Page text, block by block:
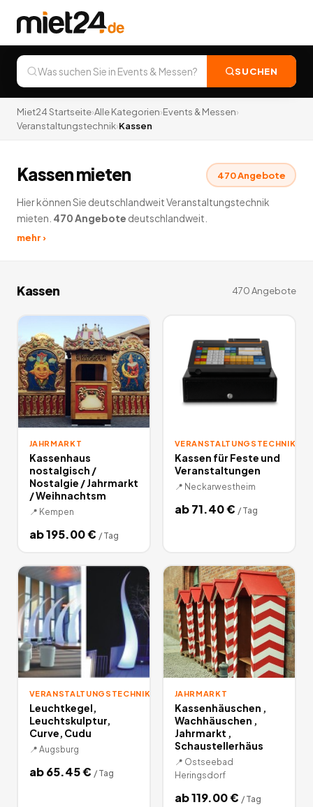
SUCHEN
Miet24 Startseite›Alle Kategorien›Events & Messen›
Veranstaltungstechnik›Kassen
Kassen mieten 470Angebote
Hier können Sie deutschlandweit Veranstaltungstechnik
mieten. 470Angebote deutschlandweit.
mehr ›
Kassen 470Angebote
JAHRMARKT
Kassenhaus
nostalgisch /
Nostalgie / Jahrmarkt
/ Weihnachtsm
📍 Kempen
ab195.00€ / Tag
VERANSTALTUNGSTECHNIK
Kassen für Feste und
Veranstaltungen
📍 Neckarwestheim
ab71.40€ / Tag
VERANSTALTUNGSTECHNIK
Leuchtkegel,
Leuchtskulptur,
Curve, Cudu
📍 Augsburg
ab65.45€ / Tag
JAHRMARKT
Kassenhäuschen ,
Wachhäuschen ,
Jahrmarkt ,
Schaustellerhäus
📍 Ostseebad
Heringsdorf
ab119.00€ / Tag